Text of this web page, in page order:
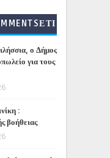
ο Δήμος
για τους
:
βοήθειας